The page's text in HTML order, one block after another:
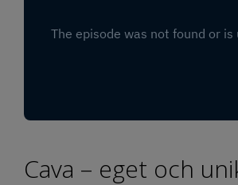
Cava – eget och